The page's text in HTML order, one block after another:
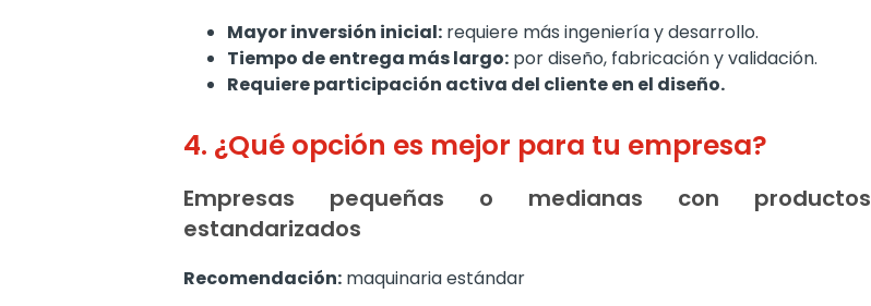
Mayor inversión inicial: requiere más ingeniería y desarrollo.
Tiempo de entrega más largo: por diseño, fabricación y validación.
Requiere participación activa del cliente en el diseño.
4. ¿Qué opción es mejor para tu empresa?
Empresas pequeñas o medianas con productos
estandarizados
Recomendación: maquinaria estándar